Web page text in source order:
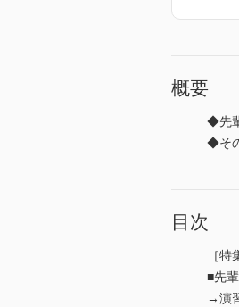
概要
◆先
◆そ
目次
［特
■先
→演